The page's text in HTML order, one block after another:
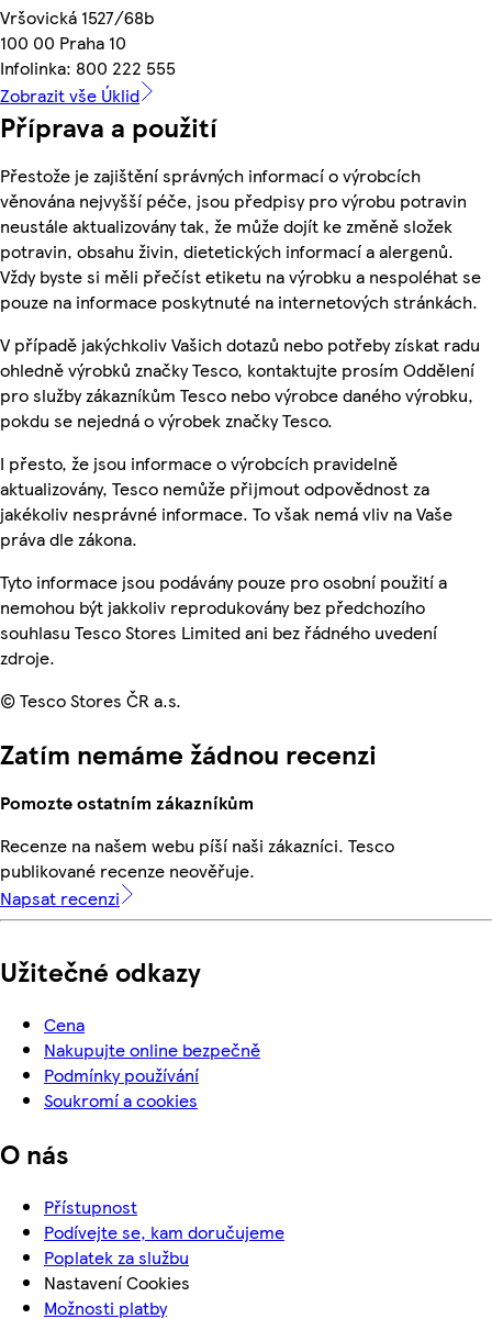
Vršovická 1527/68b
100 00 Praha 10
Infolinka: 800 222 555
Zobrazit vše Úklid
Příprava a použití
Přestože je zajištění správných informací o výrobcích
věnována nejvyšší péče, jsou předpisy pro výrobu potravin
neustále aktualizovány tak, že může dojít ke změně složek
potravin, obsahu živin, dietetických informací a alergenů.
Vždy byste si měli přečíst etiketu na výrobku a nespoléhat se
pouze na informace poskytnuté na internetových stránkách.
V případě jakýchkoliv Vašich dotazů nebo potřeby získat radu
ohledně výrobků značky Tesco, kontaktujte prosím Oddělení
pro služby zákazníkům Tesco nebo výrobce daného výrobku,
pokdu se nejedná o výrobek značky Tesco.
I přesto, že jsou informace o výrobcích pravidelně
aktualizovány, Tesco nemůže přijmout odpovědnost za
jakékoliv nesprávné informace. To však nemá vliv na Vaše
práva dle zákona.
Tyto informace jsou podávány pouze pro osobní použití a
nemohou být jakkoliv reprodukovány bez předchozího
souhlasu Tesco Stores Limited ani bez řádného uvedení
zdroje.
© Tesco Stores ČR a.s.
Zatím nemáme žádnou recenzi
Pomozte ostatním zákazníkům
Recenze na našem webu píší naši zákazníci. Tesco
publikované recenze neověřuje.
Napsat recenzi
Užitečné odkazy
Cena
Nakupujte online bezpečně
Podmínky používání
Soukromí a cookies
O nás
Přístupnost
Podívejte se, kam doručujeme
Poplatek za službu
Nastavení Cookies
Možnosti platby